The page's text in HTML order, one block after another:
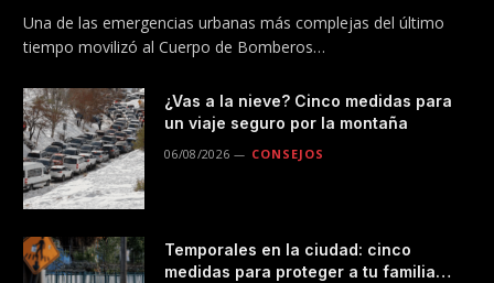
Una de las emergencias urbanas más complejas del último
tiempo movilizó al Cuerpo de Bomberos…
¿Vas a la nieve? Cinco medidas para
un viaje seguro por la montaña
06/08/2026 CONSEJOS
Temporales en la ciudad: cinco
medidas para proteger a tu familia